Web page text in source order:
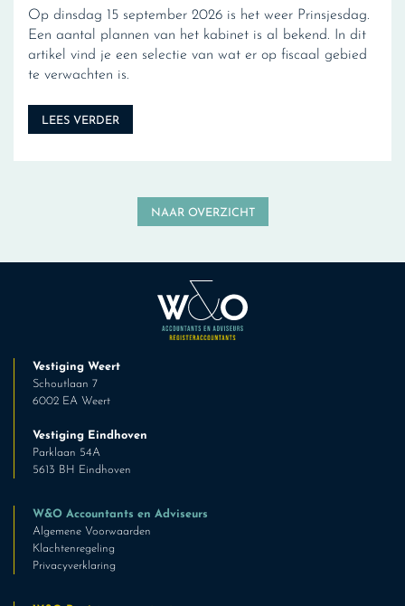
Op dinsdag 15 september 2026 is het weer Prinsjesdag.
Een aantal plannen van het kabinet is al bekend. In dit
artikel vind je een selectie van wat er op fiscaal gebied
te verwachten is.
LEES VERDER
NAAR OVERZICHT
Vestiging Weert
Schoutlaan 7
6002 EA Weert
Vestiging Eindhoven
Parklaan 54A
5613 BH Eindhoven
W&O Accountants en Adviseurs
Algemene Voorwaarden
Klachtenregeling
Privacyverklaring